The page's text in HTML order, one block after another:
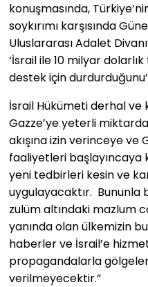
konuşmasında,
soykırımı karşısında
Uluslararası Adalet
‘İsrail ile 10 milyar
destek için
İsrail Hükümeti derhal ve
Gazze’ye yeterli
akışına izin verinceye ve
faaliyetleri başlayıncaya
yeni tedbirleri kesin ve
uygulayacaktır. Bununla
zulüm altındaki mazlum
yanında olan ülkemizin
haberler ve İsrail’e
propagandalarla
verilmeyecektir.”